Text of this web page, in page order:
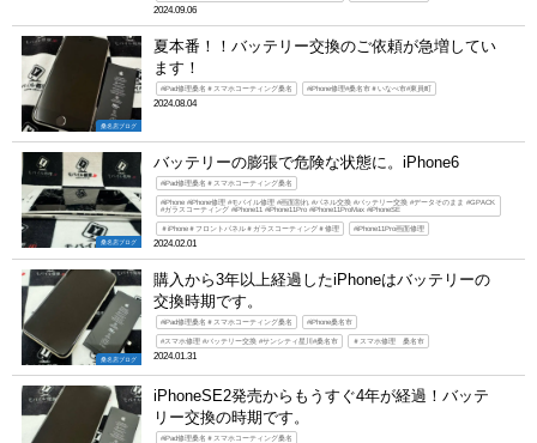
2024.09.06
桑名店ブログ
夏本番！！バッテリー交換のご依頼が急増してい
ます！
#iPad修理桑名＃スマホコーティング桑名 #iPhone修理#桑名市＃いなべ市#東員町
2024.08.04
桑名店ブログ
バッテリーの膨張で危険な状態に。iPhone6
#iPad修理桑名＃スマホコーティング桑名
#iPhone #iPhone修理 #モバイル修理 #画面割れ #パネル交換 #バッテリー交換 #データそのまま #GPACK
#ガラスコーティング #iPhone11 #iPhone11Pro #iPhone11ProMax #iPhoneSE
＃iPhone＃フロントパネル＃ガラスコーティング＃修理 #iPhone11Pro画面修理
2024.02.01
桑名店ブログ
購入から3年以上経過したiPhoneはバッテリーの
交換時期です。
#iPad修理桑名＃スマホコーティング桑名 #iPhone桑名市
#スマホ修理 #バッテリー交換 #サンシティ星川#桑名市 ＃スマホ修理 桑名市
2024.01.31
iPhoneSE2発売からもうすぐ4年が経過！バッテ
リー交換の時期です。
#iPad修理桑名＃スマホコーティング桑名